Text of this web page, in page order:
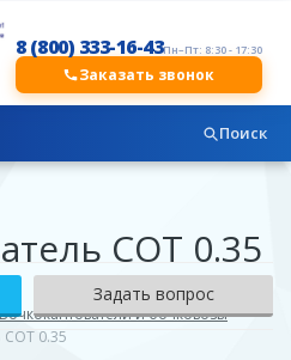
8 (800) 333-16-43Пн–Пт: 8:30 - 17:30
Заказать звонок
Поиск
COT 0.35
Бочкокантователи и бочковозы
0.35
Задать вопрос